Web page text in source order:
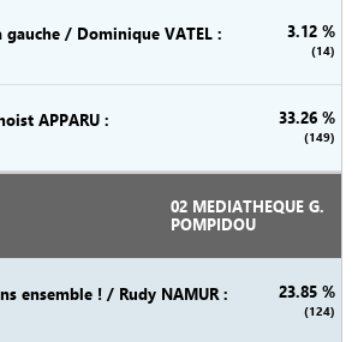
3.12 %
(14)
33.26 %
(149)
02 MEDIATHEQUE G.
POMPIDOU
23.85 %
(124)